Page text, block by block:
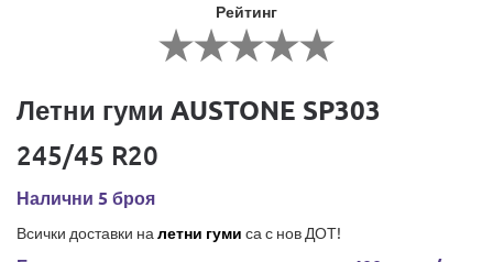
Рейтинг
Летни гуми AUSTONE SP303
245/45 R20
Налични 5 броя
Всички доставки на летни гуми са с нов ДОТ!